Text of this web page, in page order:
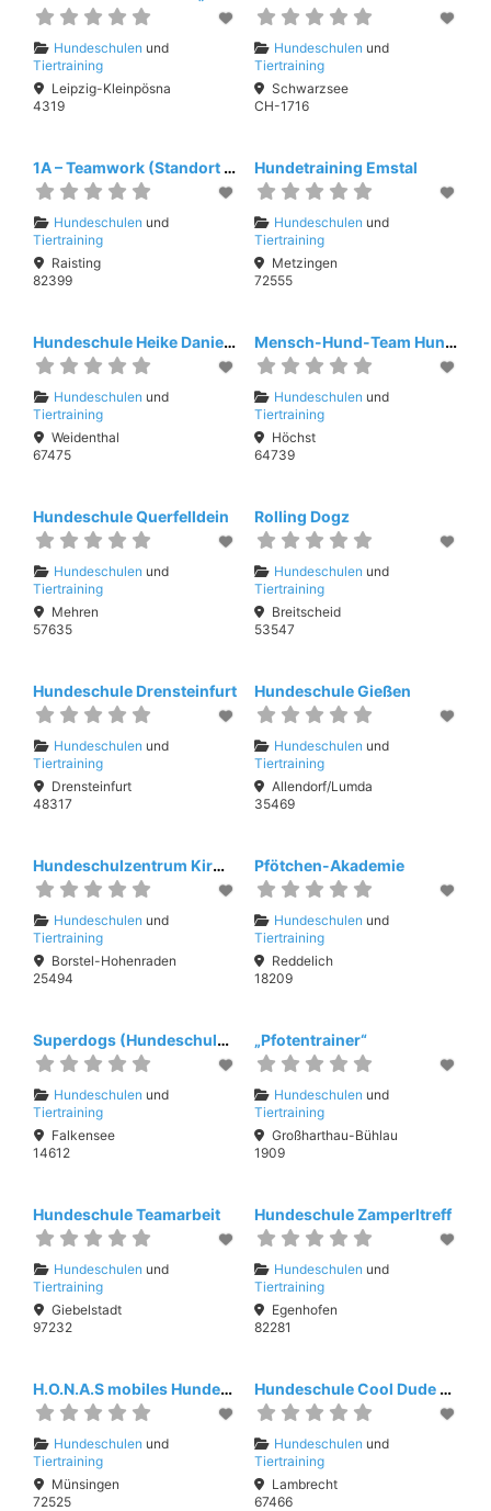
Hundeschulen und
Tiertraining
Leipzig-Kleinpösna
4319
Hundeschulen und
Tiertraining
Schwarzsee
CH-1716
1A – Teamwork (Standort Raisting)
Hundeschulen und
Tiertraining
Raisting
82399
Hundetraining Emstal
Hundeschulen und
Tiertraining
Metzingen
72555
Hundeschule Heike Daniel – Hundeerziehung und Verhaltensberatung
Hundeschulen und
Tiertraining
Weidenthal
67475
Mensch-Hund-Team Hundetraining
Hundeschulen und
Tiertraining
Höchst
64739
Hundeschule Querfelldein
Hundeschulen und
Tiertraining
Mehren
57635
Rolling Dogz
Hundeschulen und
Tiertraining
Breitscheid
53547
Hundeschule Drensteinfurt
Hundeschulen und
Tiertraining
Drensteinfurt
48317
Hundeschule Gießen
Hundeschulen und
Tiertraining
Allendorf/Lumda
35469
Hundeschulzentrum Kirmizi
Hundeschulen und
Tiertraining
Borstel-Hohenraden
25494
Pfötchen-Akademie
Hundeschulen und
Tiertraining
Reddelich
18209
Superdogs (Hundeschule Viola Wiegand)
Hundeschulen und
Tiertraining
Falkensee
14612
„Pfotentrainer“
Hundeschulen und
Tiertraining
Großharthau-Bühlau
1909
Hundeschule Teamarbeit
Hundeschulen und
Tiertraining
Giebelstadt
97232
Hundeschule Zamperltreff
Hundeschulen und
Tiertraining
Egenhofen
82281
H.O.N.A.S mobiles Hundetraining / Tierbetreuung
Hundeschulen und
Tiertraining
Münsingen
72525
Hundeschule Cool Dude > der COOLE HUND
Hundeschulen und
Tiertraining
Lambrecht
67466